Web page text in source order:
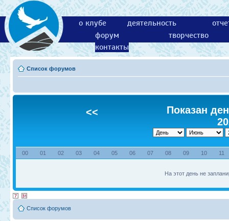
о клубе деятельность
форум
творчество
контакты
Список форумов
<<
Показан
00 01 02 03 04 05 06 07 08 09 10 11
На этот день не
Список форумов